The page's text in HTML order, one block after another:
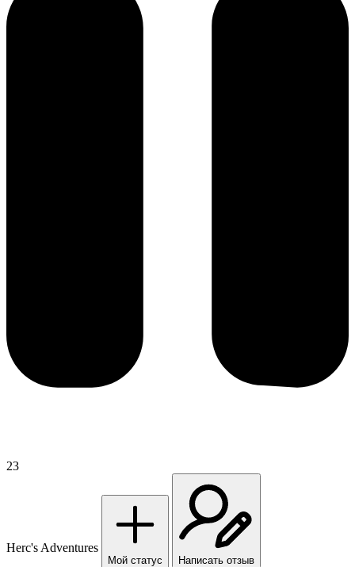
23
Herc's Adventures
Мой статус Написать отзыв